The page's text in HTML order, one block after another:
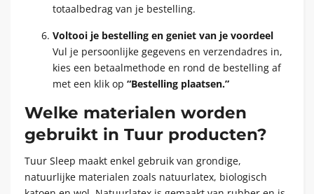
totaalbedrag van je bestelling.
Voltooi je bestelling en geniet van je voordeel
Vul je persoonlijke gegevens en verzendadres in,
kies een betaalmethode en rond de bestelling af
met een klik op “Bestelling plaatsen.”
Welke materialen worden
gebruikt in Tuur producten?
Tuur Sleep maakt enkel gebruik van grondige,
natuurlijke materialen zoals natuurlatex, biologisch